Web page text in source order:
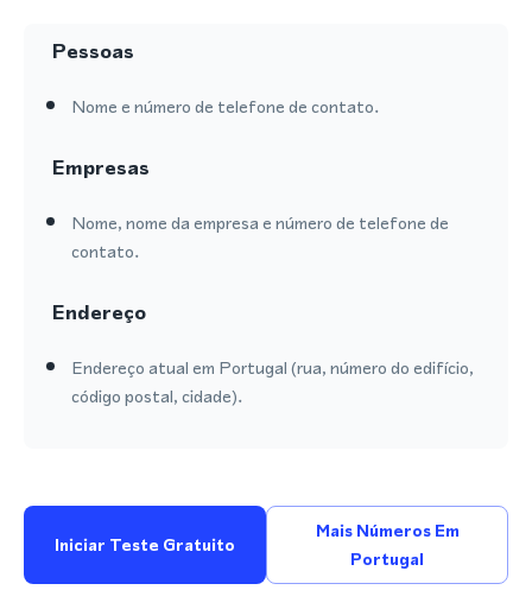
Pessoas
Nome e número de telefone de contato.
Empresas
Nome, nome da empresa e número de telefone de
contato.
Endereço
Endereço atual em Portugal (rua, número do edifício,
código postal, cidade).
Iniciar Teste Gratuito
Mais Números Em
Portugal